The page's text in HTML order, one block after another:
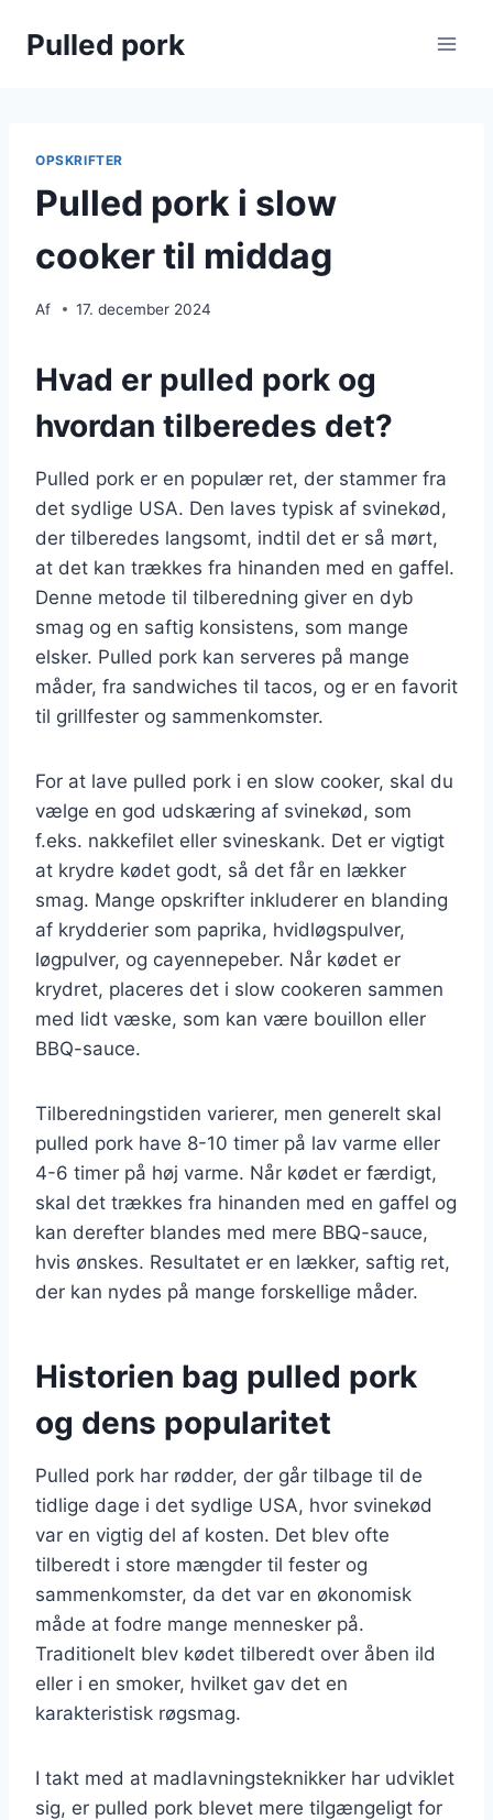
Pulled pork
OPSKRIFTER
Pulled pork i slow
cooker til middag
Af 17. december 2024
Hvad er pulled pork og
hvordan tilberedes det?
Pulled pork er en populær ret, der stammer fra
det sydlige USA. Den laves typisk af svinekød,
der tilberedes langsomt, indtil det er så mørt,
at det kan trækkes fra hinanden med en gaffel.
Denne metode til tilberedning giver en dyb
smag og en saftig konsistens, som mange
elsker. Pulled pork kan serveres på mange
måder, fra sandwiches til tacos, og er en favorit
til grillfester og sammenkomster.
For at lave pulled pork i en slow cooker, skal du
vælge en god udskæring af svinekød, som
f.eks. nakkefilet eller svineskank. Det er vigtigt
at krydre kødet godt, så det får en lækker
smag. Mange opskrifter inkluderer en blanding
af krydderier som paprika, hvidløgspulver,
løgpulver, og cayennepeber. Når kødet er
krydret, placeres det i slow cookeren sammen
med lidt væske, som kan være bouillon eller
BBQ-sauce.
Tilberedningstiden varierer, men generelt skal
pulled pork have 8-10 timer på lav varme eller
4-6 timer på høj varme. Når kødet er færdigt,
skal det trækkes fra hinanden med en gaffel og
kan derefter blandes med mere BBQ-sauce,
hvis ønskes. Resultatet er en lækker, saftig ret,
der kan nydes på mange forskellige måder.
Historien bag pulled pork
og dens popularitet
Pulled pork har rødder, der går tilbage til de
tidlige dage i det sydlige USA, hvor svinekød
var en vigtig del af kosten. Det blev ofte
tilberedt i store mængder til fester og
sammenkomster, da det var en økonomisk
måde at fodre mange mennesker på.
Traditionelt blev kødet tilberedt over åben ild
eller i en smoker, hvilket gav det en
karakteristisk røgsmag.
I takt med at madlavningsteknikker har udviklet
sig, er pulled pork blevet mere tilgængeligt for